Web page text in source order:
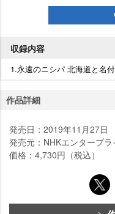
収録内容
1.永遠のニシパ 北海道と名
作品詳細
発売日：2019年11月27日
発売元：NHKエンタープ
価格：4,730円（税込）